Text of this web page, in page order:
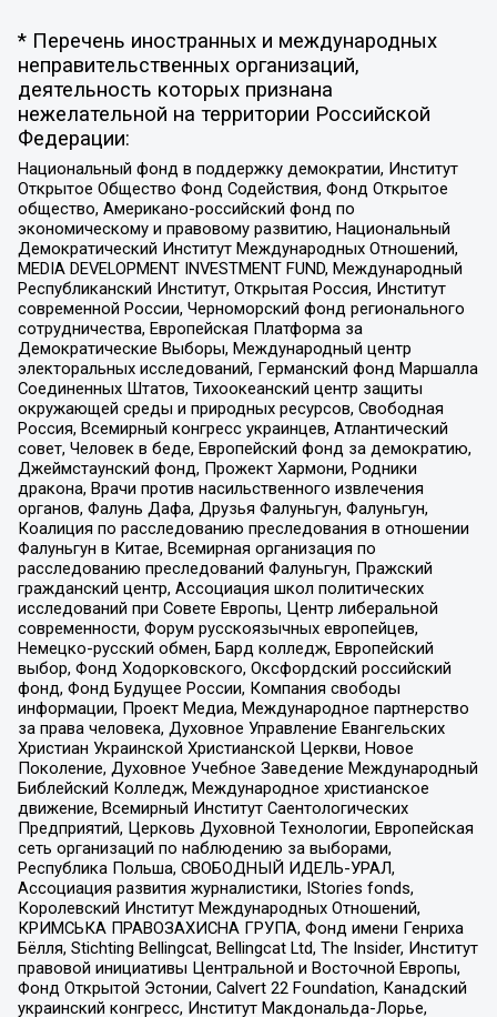
* Перечень иностранных и международных
неправительственных организаций,
деятельность которых признана
нежелательной на территории Российской
Федерации:
Национальный фонд в поддержку демократии, Институт
Открытое Общество Фонд Содействия, Фонд Открытое
общество, Американо-российский фонд по
экономическому и правовому развитию, Национальный
Демократический Институт Международных Отношений,
MEDIA DEVELOPMENT INVESTMENT FUND, Международный
Республиканский Институт, Открытая Россия, Институт
современной России, Черноморский фонд регионального
сотрудничества, Европейская Платформа за
Демократические Выборы, Международный центр
электоральных исследований, Германский фонд Маршалла
Соединенных Штатов, Тихоокеанский центр защиты
окружающей среды и природных ресурсов, Свободная
Россия, Всемирный конгресс украинцев, Атлантический
совет, Человек в беде, Европейский фонд за демократию,
Джеймстаунский фонд, Прожект Хармони, Родники
дракона, Врачи против насильственного извлечения
органов, Фалунь Дафа, Друзья Фалуньгун, Фалуньгун,
Коалиция по расследованию преследования в отношении
Фалуньгун в Китае, Всемирная организация по
расследованию преследований Фалуньгун, Пражский
гражданский центр, Ассоциация школ политических
исследований при Совете Европы, Центр либеральной
современности, Форум русскоязычных европейцев,
Немецко-русский обмен, Бард колледж, Европейский
выбор, Фонд Ходорковского, Оксфордский российский
фонд, Фонд Будущее России, Компания свободы
информации, Проект Медиа, Международное партнерство
за права человека, Духовное Управление Евангельских
Христиан Украинской Христианской Церкви, Новое
Поколение, Духовное Учебное Заведение Международный
Библейский Колледж, Международное христианское
движение, Всемирный Институт Саентологических
Предприятий, Церковь Духовной Технологии, Европейская
сеть организаций по наблюдению за выборами,
Республика Польша, СВОБОДНЫЙ ИДЕЛЬ-УРАЛ,
Ассоциация развития журналистики, IStories fonds,
Королевский Институт Международных Отношений,
КРИМСЬКА ПРАВОЗАХИСНА ГРУПА, Фонд имени Генриха
Бёлля, Stichting Bellingcat, Bellingcat Ltd, The Insider, Институт
правовой инициативы Центральной и Восточной Европы,
Фонд Открытой Эстонии, Calvert 22 Foundation, Канадский
украинский конгресс, Институт Макдональда-Лорье,